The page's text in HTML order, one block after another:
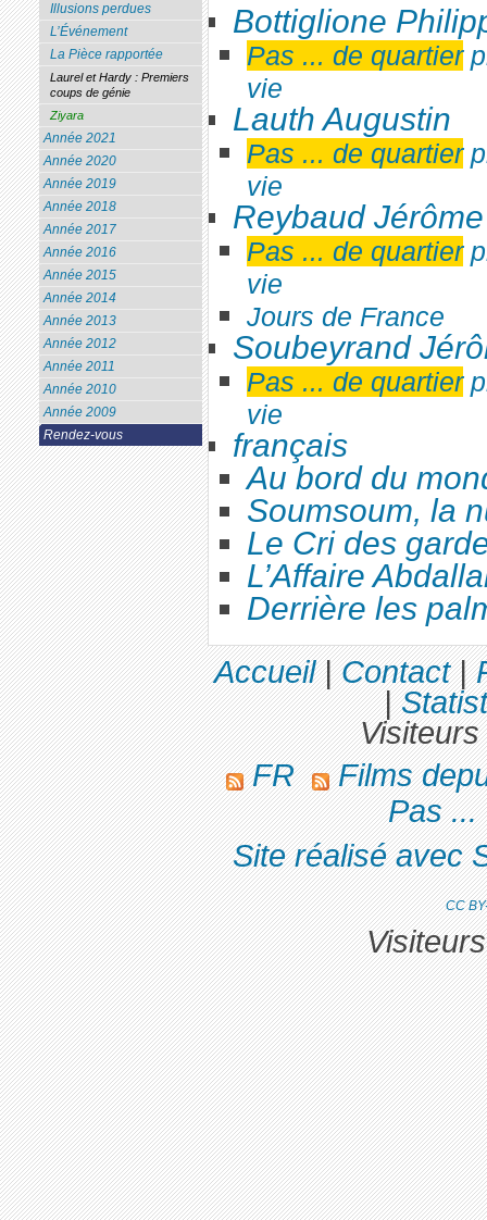
Bottiglione
Pas ... de quartier
vie
Lauth Augustin
Pas ... de quartier
vie
Reybaud Jérôme
Pas ... de quartier
vie
Jours de France
Soubeyrand
Pas ... de quartier
vie
français
Au bord du
Soumsoum, la
Le Cri des
L’Affaire
Derrière les
Illusions perdues
L’Événement
La Pièce rapportée
Laurel et Hardy : Premiers
coups de génie
Ziyara
Année 2021
Année 2020
Année 2019
Année 2018
Année 2017
Année 2016
Année 2015
Année 2014
Année 2013
Année 2012
Année 2011
Année 2010
Année 2009
Rendez-vous
Accueil|Contact|
|
FR
Films
Pas ...
Site réalisé avec
CC